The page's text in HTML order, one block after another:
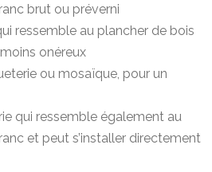
brut ou préverni
ressemble au plancher de bois
onéreux
ou mosaïque, pour un
qui ressemble également au
et peut s’installer directement